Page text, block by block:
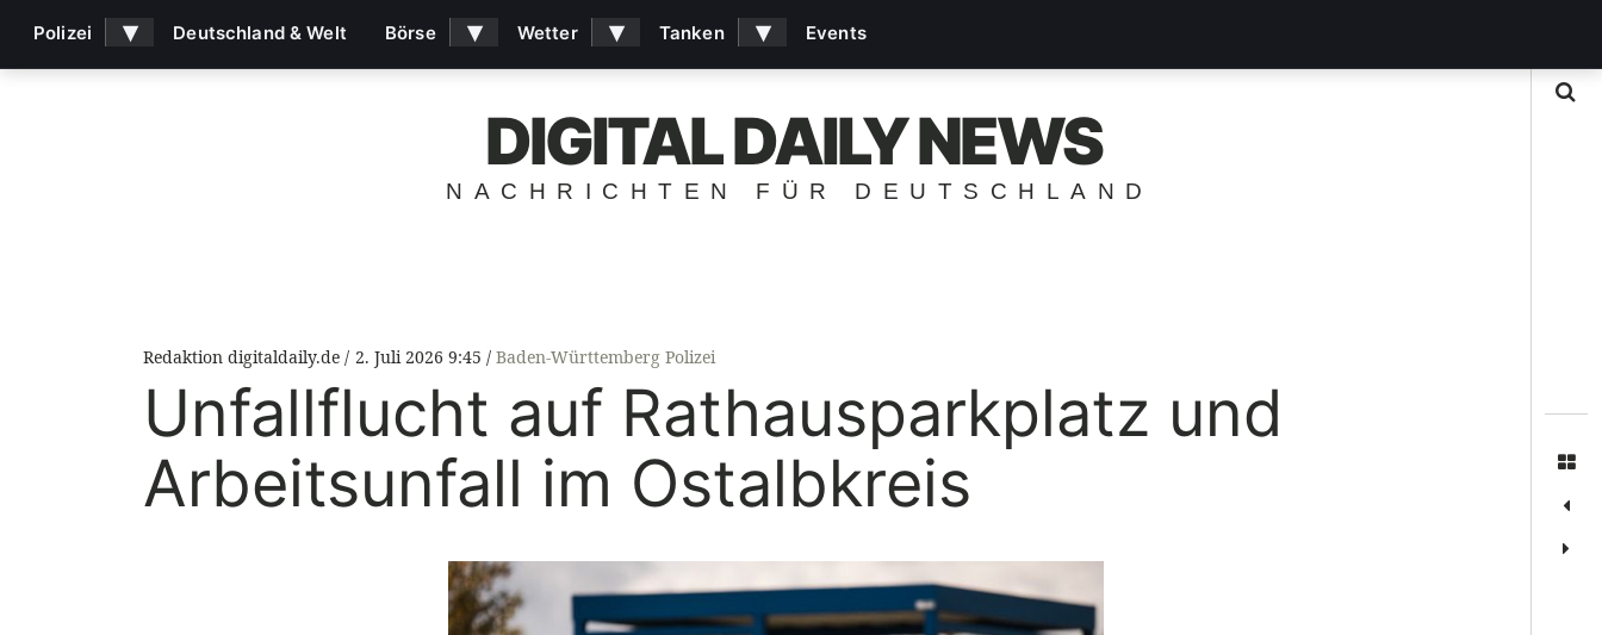
DIGITAL DAILY NEWS
NACHRICHTEN FÜR DEUTSCHLAND
Redaktion digitaldaily.de 2. Juli 2026 9:45 Baden-Württemberg Polizei
Unfallflucht auf Rathausparkplatz und
Arbeitsunfall im Ostalbkreis
Polizei ▾ Deutschland & Welt Börse ▾ Wetter ▾ Tanken ▾ Events